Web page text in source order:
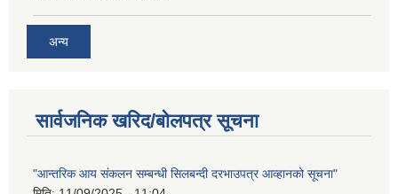
अन्य
सार्वजनिक खरिद/बोलपत्र सूचना
"आन्तरिक आय संकलन सम्बन्धी सिलबन्दी दरभाउपत्र आव्हानको सूचना"